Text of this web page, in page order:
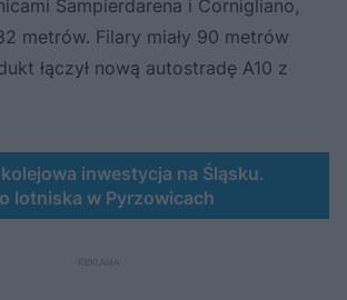
Sampierdarena i Cornigliano,
metrów. Filary miały 90 metrów
łączył nową autostradę A10 z
inwestycja na Śląsku.
lotniska w Pyrzowicach